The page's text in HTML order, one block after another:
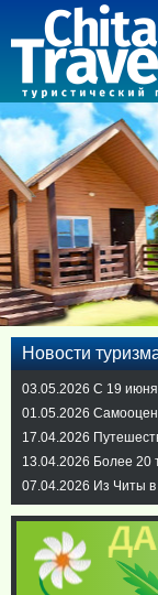
Новости
03.05.2026 С 19 июня
01.05.2026
17.04.2026
13.04.2026 Более 20
07.04.2026 Из Читы в